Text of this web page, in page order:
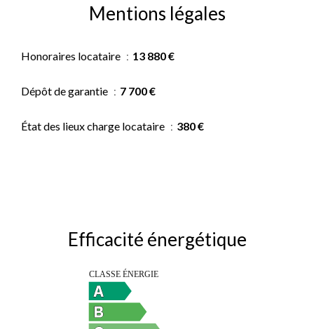
Mentions légales
Honoraires locataire 13 880 €
Dépôt de garantie 7 700 €
État des lieux charge locataire 380 €
Efficacité énergétique